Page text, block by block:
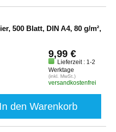
500 Blatt, DIN A4, 80 g/m²,
9,99 €
Lieferzeit : 1-2
Werktage
(inkl. MwSt.)
versandkostenfrei
In den Warenkorb